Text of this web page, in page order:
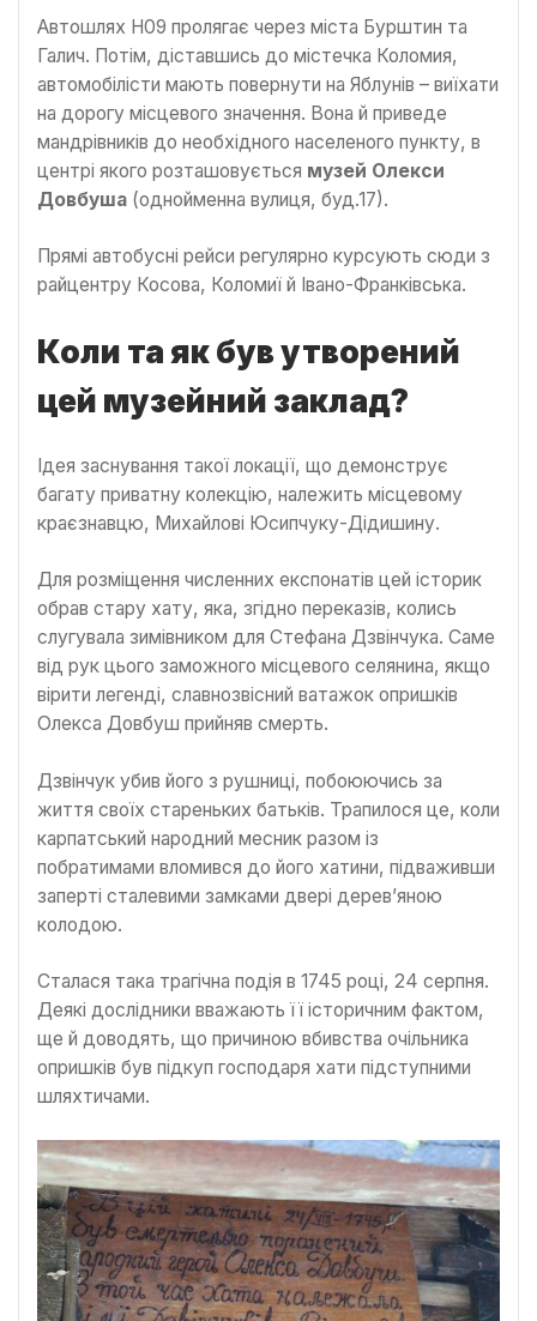
Автошлях Н09 пролягає через міста Бурштин та
Галич. Потім, діставшись до містечка Коломия,
автомобілісти мають повернути на Яблунів – виїхати
на дорогу місцевого значення. Вона й приведе
мандрівників до необхідного населеного пункту, в
центрі якого розташовується музей Олекси
Довбуша (однойменна вулиця, буд.17).
Прямі автобусні рейси регулярно курсують сюди з
райцентру Косова, Коломиї й Івано-Франківська.
Коли та як був утворений
цей музейний заклад?
Ідея заснування такої локації, що демонструє
багату приватну колекцію, належить місцевому
краєзнавцю, Михайлові Юсипчуку-Дідишину.
Для розміщення численних експонатів цей історик
обрав стару хату, яка, згідно переказів, колись
слугувала зимівником для Стефана Дзвінчука. Саме
від рук цього заможного місцевого селянина, якщо
вірити легенді, славнозвісний ватажок опришків
Олекса Довбуш прийняв смерть.
Дзвінчук убив його з рушниці, побоюючись за
життя своїх стареньких батьків. Трапилося це, коли
карпатський народний месник разом із
побратимами вломився до його хатини, підваживши
заперті сталевими замками двері дерев’яною
колодою.
Сталася така трагічна подія в 1745 році, 24 серпня.
Деякі дослідники вважають її історичним фактом,
ще й доводять, що причиною вбивства очільника
опришків був підкуп господаря хати підступними
шляхтичами.